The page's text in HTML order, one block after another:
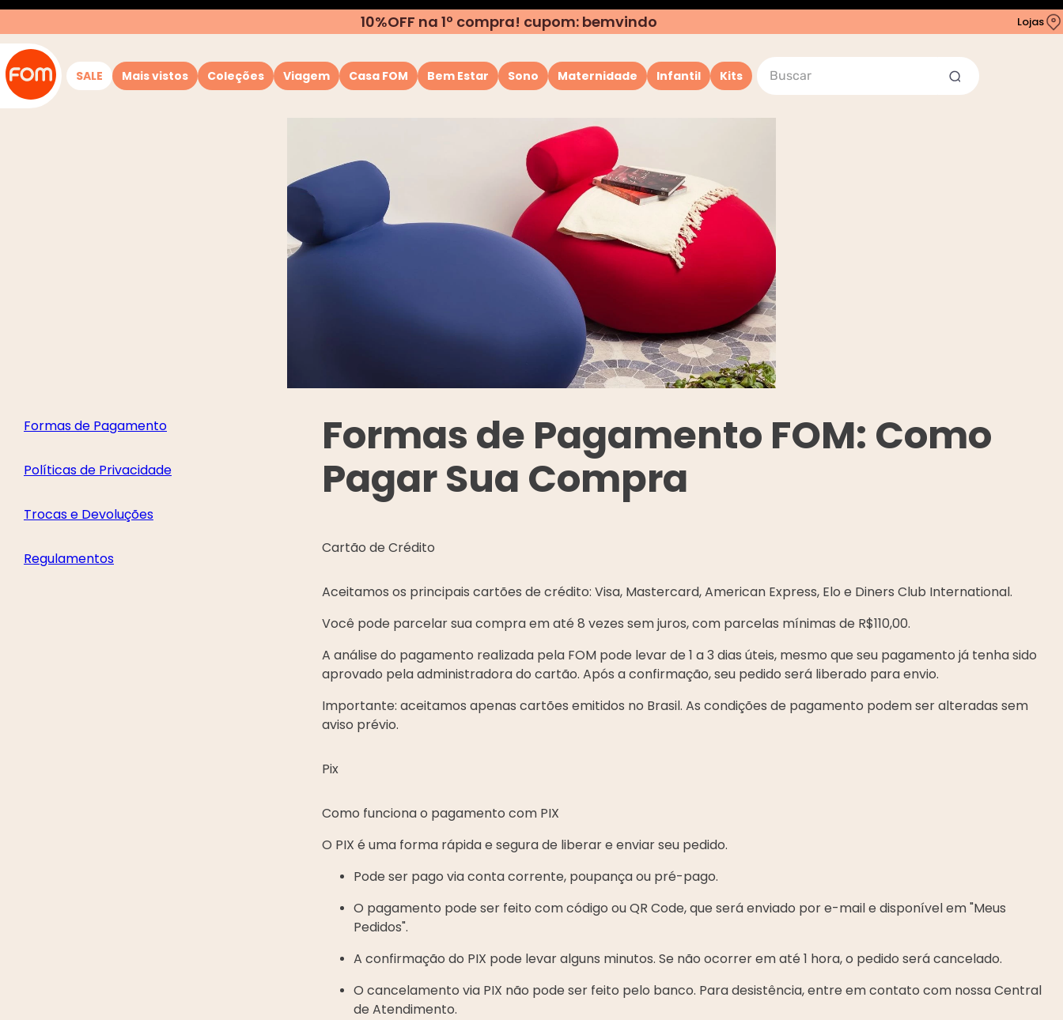
10%OFF na 1º compra! cupom: bemvindo Lojas
SALE Mais vistos Coleções Viagem Casa FOM Bem Estar Sono Maternidade Infantil Kits
Buscar
Formas de Pagamento
Políticas de Privacidade
Trocas e Devoluções
Regulamentos
Formas de Pagamento FOM: Como
Pagar Sua Compra
Cartão de Crédito
Aceitamos os principais cartões de crédito: Visa, Mastercard, American Express, Elo e Diners Club International.
Você pode parcelar sua compra em até 8 vezes sem juros, com parcelas mínimas de R$110,00.
A análise do pagamento realizada pela FOM pode levar de 1 a 3 dias úteis, mesmo que seu pagamento já tenha sido
aprovado pela administradora do cartão. Após a confirmação, seu pedido será liberado para envio.
Importante: aceitamos apenas cartões emitidos no Brasil. As condições de pagamento podem ser alteradas sem
aviso prévio.
Pix
Como funciona o pagamento com PIX
O PIX é uma forma rápida e segura de liberar e enviar seu pedido.
Pode ser pago via conta corrente, poupança ou pré-pago.
O pagamento pode ser feito com código ou QR Code, que será enviado por e-mail e disponível em "Meus
Pedidos".
A confirmação do PIX pode levar alguns minutos. Se não ocorrer em até 1 hora, o pedido será cancelado.
O cancelamento via PIX não pode ser feito pelo banco. Para desistência, entre em contato com nossa Central
de Atendimento.
almofada
rolo
º
puffs
4
5º
capa
6
almofada pescoço
amamentação
flex
10º rolo nó